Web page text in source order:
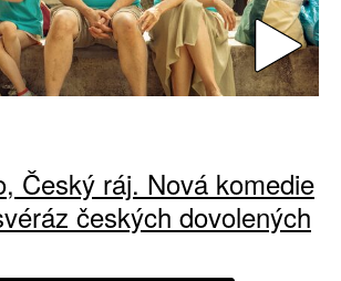
Český ráj. Nová komedie
českých dovolených